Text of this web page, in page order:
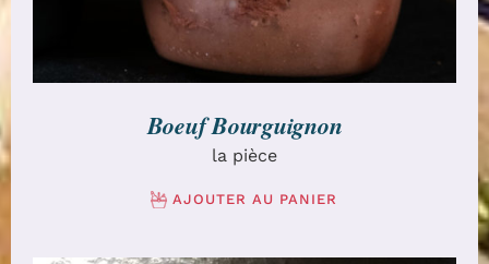
Boeuf Bourguignon
la pièce
AJOUTER AU PANIER